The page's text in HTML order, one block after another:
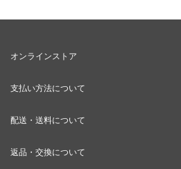
オンラインストア
支払い方法について
配送・送料について
返品・交換について